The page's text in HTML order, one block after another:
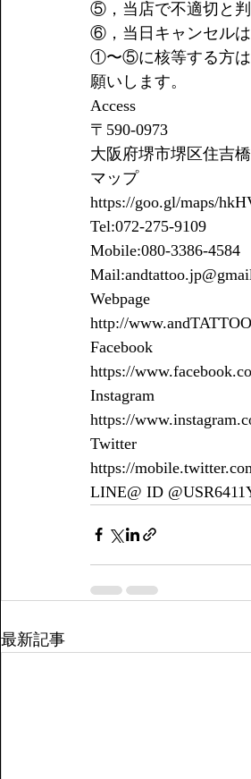
⑤，当店で不適切と判
⑥，当日キャンセルは
①〜⑤に核等する方は
願いします。
Access
〒590-0973
大阪府堺市堺区住吉
マップ
https://goo.gl/maps/
Tel:072-275-9109
Mobile:080-3386-4584
Webpage
http://
Facebook
https://
Instagram
https://
Twitter
https://
LINE@ ID
最新記事